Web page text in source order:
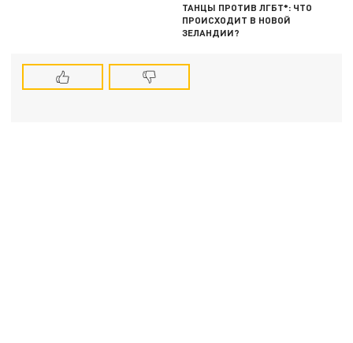
ТАНЦЫ ПРОТИВ ЛГБТ*: ЧТО
ПРОИСХОДИТ В НОВОЙ
ЗЕЛАНДИИ?